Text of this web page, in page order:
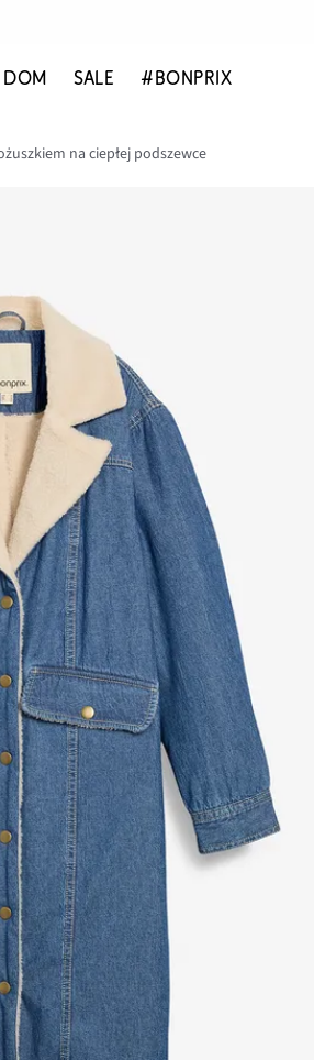
DOM SALE #BONPRIX
na ciepłej podszewce